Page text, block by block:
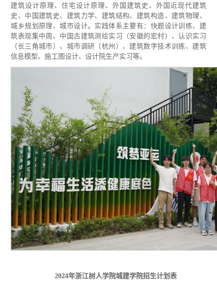
建筑设计原理、住宅设计原理、外国建筑史、外国近现代建筑
史、中国建筑史、建筑力学、建筑结构、建筑构造、建筑物理、
城乡规划原理、城市设计。实践体系主要有：快题设计训练、建
筑表现集中周、中国古建筑测绘实习（安徽的宏村）、认识实习
（长三角城市）、城市调研（杭州）、建筑数字技术训练、建筑
信息模型、施工图设计、设计院生产实习等。
2024年浙江树人学院城建学院招生计划表